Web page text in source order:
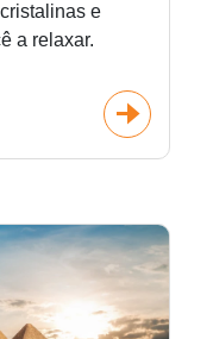
e
a relaxar.